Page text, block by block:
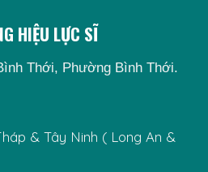
HIỆU LỰC SĨ
Thới, Phường Bình Thới.
& Tây Ninh ( Long An &